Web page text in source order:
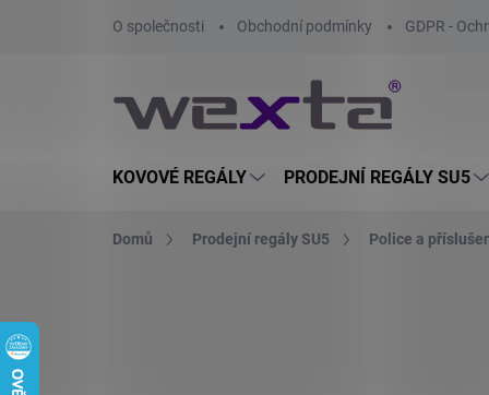
O společnosti Obchodní podmínky GDPR -
KOVOVÉ REGÁLY PRODEJNÍ REGÁLY SU5
Domů Prodejní regály SU5 Police a